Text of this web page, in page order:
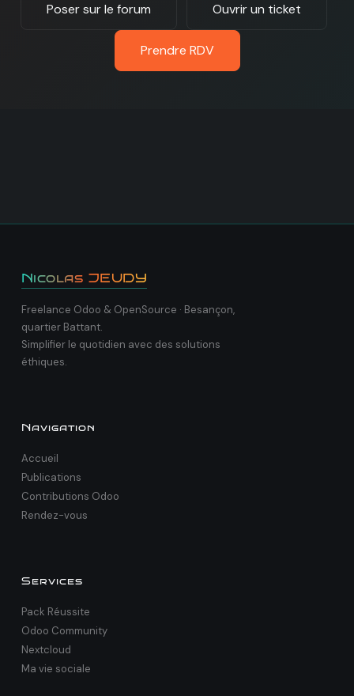
Poser sur le forum Ouvrir un ticket
Prendre RDV
Nicolas JEUDY
Freelance Odoo & OpenSource · Besançon,
quartier Battant.
Simplifier le quotidien avec des solutions
éthiques.
Navigation
Accueil
Publications
Contributions Odoo
Rendez-vous
Services
Pack Réussite
Odoo Community
Nextcloud
Ma vie sociale